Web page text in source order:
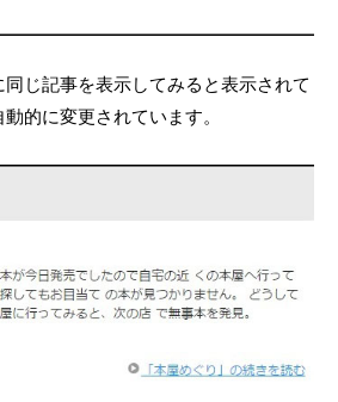
じ記事を表示してみると表示されて
的に変更されています。